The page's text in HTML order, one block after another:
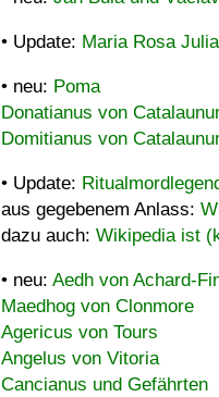
• Update: Maria Rosa
• neu: Poma
Donatianus von
Domitianus von
• Update:
aus gegebenem Anlass:
dazu auch: Wikipedia ist
• neu: Aedh von Achard-
Maedhog von Clonmore
Agericus von Tours
Angelus von Vitoria
Cancianus und Gefährten